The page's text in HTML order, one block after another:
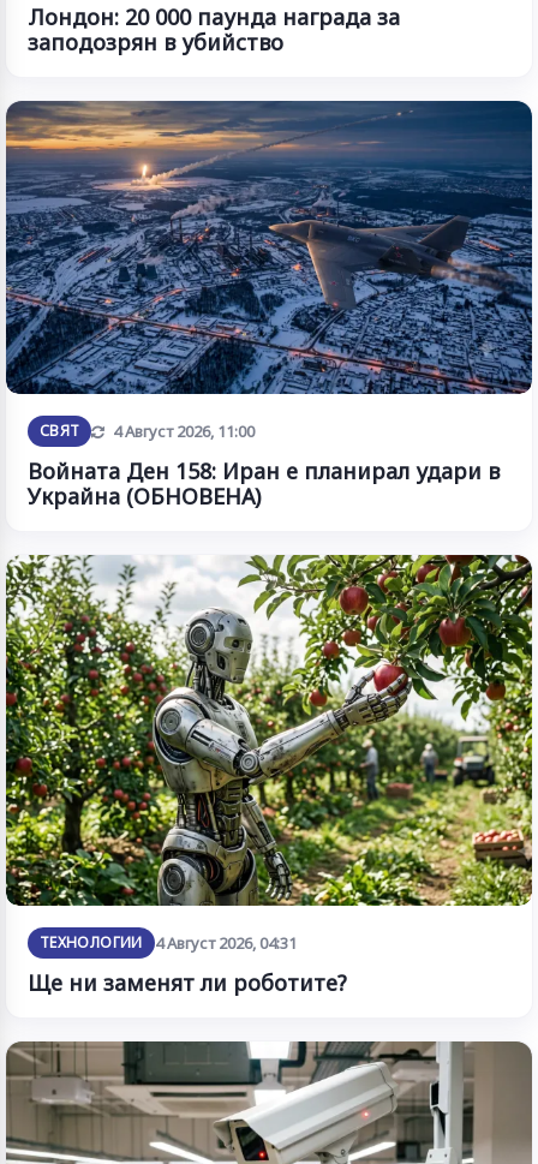
Лондон: 20 000 паунда награда за
заподозрян в убийство
СВЯТ Обновена
4 Август 2026, 11:00
Войната Ден 158: Иран е планирал удари в
Украйна (ОБНОВЕНА)
ТЕХНОЛОГИИ 4 Август 2026, 04:31
Ще ни заменят ли роботите?